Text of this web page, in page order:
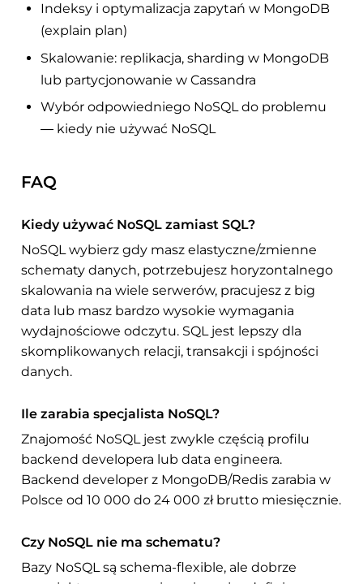
Indeksy i optymalizacja zapytań w MongoDB
(explain plan)
Skalowanie: replikacja, sharding w MongoDB
lub partycjonowanie w Cassandra
Wybór odpowiedniego NoSQL do problemu
— kiedy nie używać NoSQL
FAQ
Kiedy używać NoSQL zamiast SQL?
NoSQL wybierz gdy masz elastyczne/zmienne
schematy danych, potrzebujesz horyzontalnego
skalowania na wiele serwerów, pracujesz z big
data lub masz bardzo wysokie wymagania
wydajnościowe odczytu. SQL jest lepszy dla
skomplikowanych relacji, transakcji i spójności
danych.
Ile zarabia specjalista NoSQL?
Znajomość NoSQL jest zwykle częścią profilu
backend developera lub data engineera.
Backend developer z MongoDB/Redis zarabia w
Polsce od 10 000 do 24 000 zł brutto miesięcznie.
Czy NoSQL nie ma schematu?
Bazy NoSQL są schema-flexible, ale dobrze